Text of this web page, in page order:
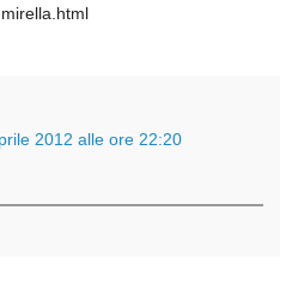
2012 alle ore 22:20